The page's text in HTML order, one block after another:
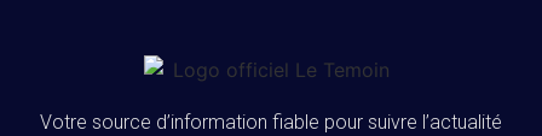
Votre source d’information fiable pour suivre l’actualité